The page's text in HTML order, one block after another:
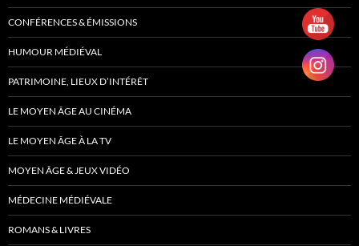
CONFÉRENCES & ÉMISSIONS
HUMOUR MÉDIÉVAL
PATRIMOINE, LIEUX D’INTÉRÊT
LE MOYEN ÂGE AU CINÉMA
LE MOYEN ÂGE À LA TV
MOYEN ÂGE & JEUX VIDÉO
MÉDECINE MÉDIÉVALE
ROMANS & LIVRES